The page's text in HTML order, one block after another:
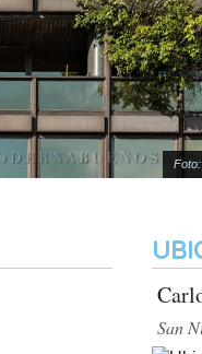
Foto:
San